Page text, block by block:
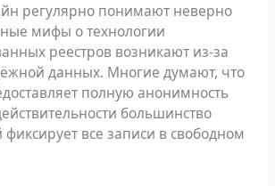
регулярно понимают неверно
мифы о технологии
реестров возникают из-за
данных. Многие думают, что
полную анонимность
большинство
фиксирует все записи в свободном